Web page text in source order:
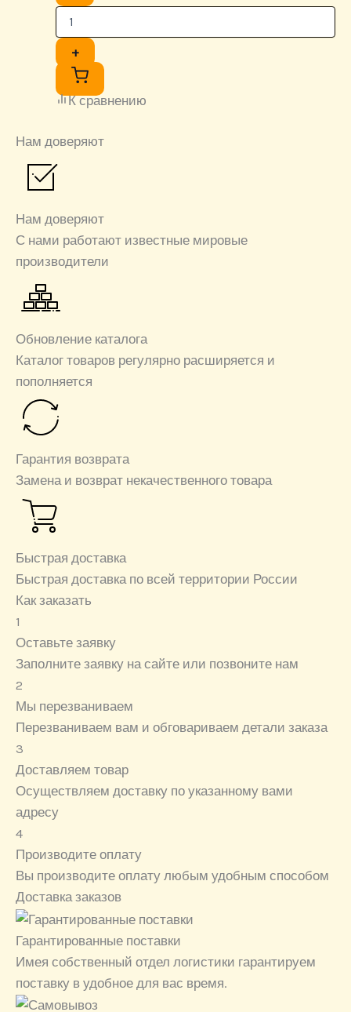
+
К сравнению
Нам доверяют
Нам доверяют
С нами работают известные мировые
производители
Обновление каталога
Каталог товаров регулярно расширяется и
пополняется
Гарантия возврата
Замена и возврат некачественного товара
Быстрая доставка
Быстрая доставка по всей территории России
Как заказать
1
Оставьте заявку
Заполните заявку на сайте или позвоните нам
2
Мы перезваниваем
Перезваниваем вам и обговариваем детали заказа
3
Доставляем товар
Осуществляем доставку по указанному вами
адресу
4
Производите оплату
Вы производите оплату любым удобным способом
Доставка заказов
Гарантированные поставки
Имея собственный отдел логистики гарантируем
поставку в удобное для вас время.